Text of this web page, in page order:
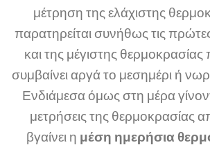
μέτρηση της ελάχιστης
παρατηρείται συνήθως τις
και της μέγιστης
συμβαίνει αργά το μεσημέρι ή
Ενδιάμεσα όμως στη μέρα
μετρήσεις της θερμοκρασίας
βγαίνει η μέση ημερήσια